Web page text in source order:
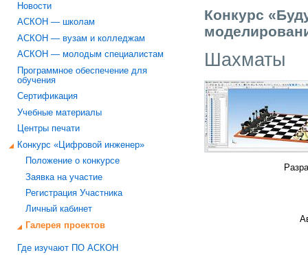
Новости
АСКОН — школам
АСКОН — вузам и колледжам
АСКОН — молодым специалистам
Программное обеспечение для
обучения
Сертификация
Учебные материалы
Центры печати
Конкурс «Цифровой инженер»
Положение о конкурсе
Заявка на участие
Регистрация Участника
Личный кабинет
Галерея проектов
Где изучают ПО АСКОН
Конкурс
Шахматы